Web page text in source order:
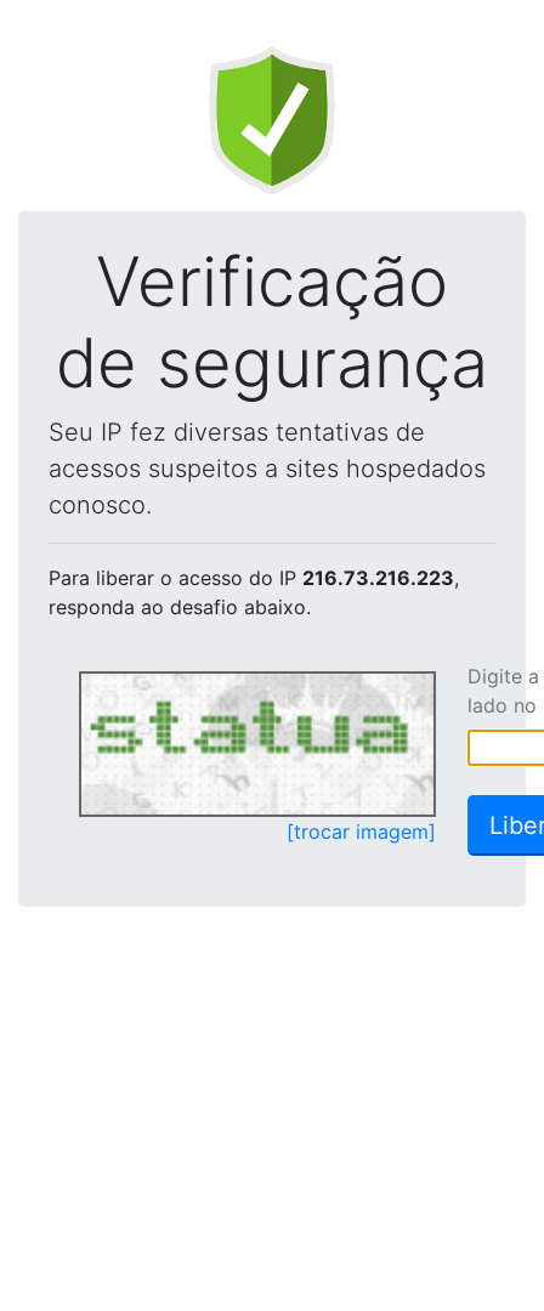
Verificação
de segurança
Seu IP fez diversas tentativas de
acessos suspeitos a sites hospedados
conosco.
Para liberar o acesso do IP 216.73.216.223,
responda ao desafio abaixo.
[trocar imagem]
Digite
lado no